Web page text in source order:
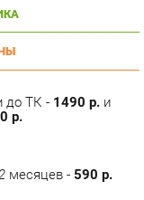
ТК -
месяцев -
- 3 рубля за кг.